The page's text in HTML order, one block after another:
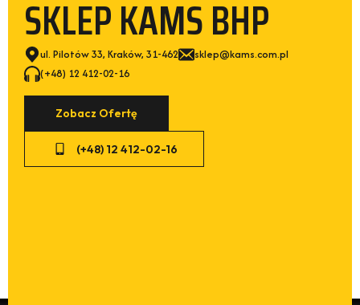
SKLEP KAMS BHP
ul. Pilotów 33, Kraków, 31-462
sklep@kams.com.pl
(+48) 12 412-02-16
Zobacz Ofertę
(+48) 12 412-02-16